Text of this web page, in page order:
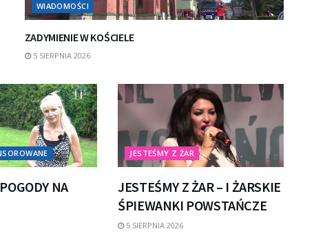
WIADOMOŚCI
ZADYMIENIE W KOŚCIELE
5 SIERPNIA 2026
NA
JESTEŚMY Z ŻAR
JESTEŚMY Z ŻAR – I ŻARSKIE
ŚPIEWANKI POWSTAŃCZE
5 SIERPNIA 2026